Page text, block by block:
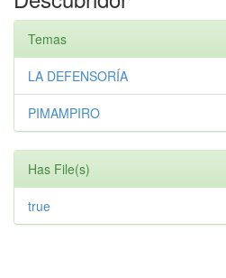
Temas
LA DEFENSORÍA
PIMAMPIRO
Has File(s)
true